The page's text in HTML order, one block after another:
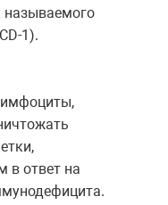
1).
в ответ на